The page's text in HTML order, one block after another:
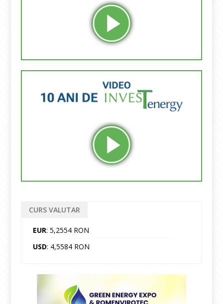
CURS VALUTAR
EUR: 5,2554 RON
USD: 4,5584 RON